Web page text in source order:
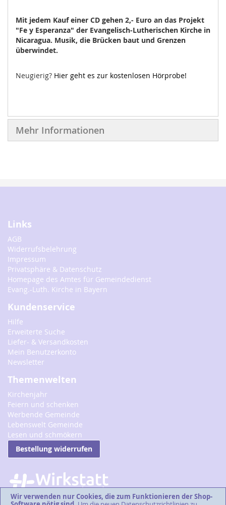
Wir verwenden nur Cookies, die zum Funktionieren der Shop-
Mit jedem Kauf einer CD gehen 2,- Euro an das Projekt
"Fe y Esperanza" der Evangelisch-Lutherischen Kirche in
Nicaragua. Musik, die Brücken baut und Grenzen
überwindet.
Neugierig? Hier geht es zur kostenlosen Hörprobe!
Mehr Informationen
Links
AGB
Widerrufsbelehrung
Impressum
Privatsphäre & Datenschutz
Homepage des Amtes für Gemeindedienst
Evang.-Luth. Kirche in Bayern
Kundenservice
Hilfe
Erweiterte Suche
Liefer- & Versandkosten
Mein Benutzerkonto
Newsletter
Themenwelten
Kirchenjahr
Feiern und schenken
Werbende Gemeinde
Lebenswelt Gemeinde
Lesen und schmökern
Bestellung widerrufen